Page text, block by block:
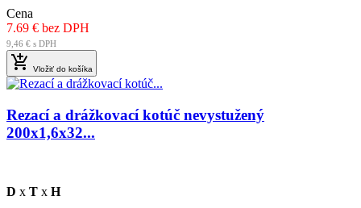
Cena
7.69 € bez DPH
9,46 € s DPH
 Vložiť do košíka
Rezací a drážkovací kotúč nevystužený
200x1,6x32...
D x T x H